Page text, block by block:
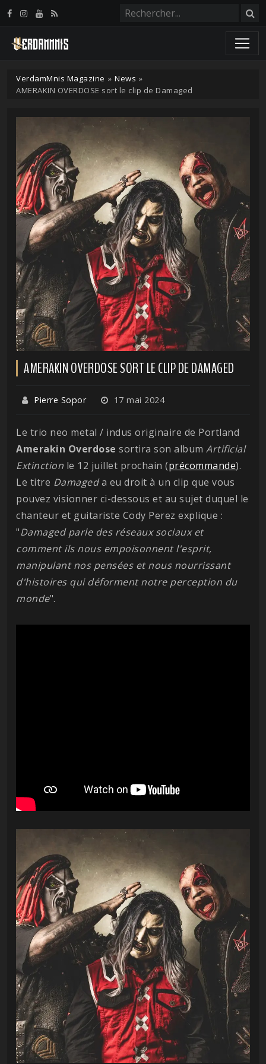
VerdamMnis Magazine » News »
AMERAKIN OVERDOSE sort le clip de Damaged
AMERAKIN OVERDOSE SORT LE CLIP DE DAMAGED
Pierre Sopor 17 mai 2024
Le trio neo metal / indus originaire de Portland
Amerakin Overdose sortira son album Artificial
Extinction le 12 juillet prochain (précommande).
Le titre Damageda eu droit à un clip que vous
pouvez visionner ci-dessous et au sujet duquel le
chanteur et guitariste Cody Perez explique :
"Damaged parle des réseaux sociaux et
comment ils nous empoisonnent l'esprit,
manipulant nos pensées et nous nourrissant
d'histoires qui déforment notre perception du
monde".
Panneau de gestion des cookies